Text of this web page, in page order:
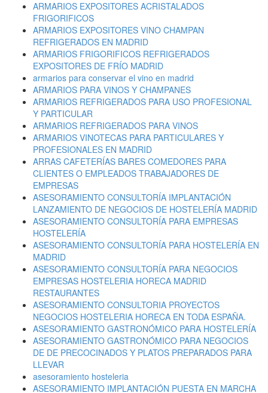
ARMARIOS EXPOSITORES ACRISTALADOS
FRIGORIFICOS
ARMARIOS EXPOSITORES VINO CHAMPAN
REFRIGERADOS EN MADRID
ARMARIOS FRIGORIFICOS REFRIGERADOS
EXPOSITORES DE FRÍO MADRID
armarios para conservar el vino en madrid
ARMARIOS PARA VINOS Y CHAMPANES
ARMARIOS REFRIGERADOS PARA USO PROFESIONAL
Y PARTICULAR
ARMARIOS REFRIGERADOS PARA VINOS
ARMARIOS VINOTECAS PARA PARTICULARES Y
PROFESIONALES EN MADRID
ARRAS CAFETERÍAS BARES COMEDORES PARA
CLIENTES O EMPLEADOS TRABAJADORES DE
EMPRESAS
ASESORAMIENTO CONSULTORÍA IMPLANTACIÓN
LANZAMIENTO DE NEGOCIOS DE HOSTELERÍA MADRID
ASESORAMIENTO CONSULTORÍA PARA EMPRESAS
HOSTELERÍA
ASESORAMIENTO CONSULTORÍA PARA HOSTELERÍA EN
MADRID
ASESORAMIENTO CONSULTORÍA PARA NEGOCIOS
EMPRESAS HOSTELERIA HORECA MADRID
RESTAURANTES
ASESORAMIENTO CONSULTORIA PROYECTOS
NEGOCIOS HOSTELERIA HORECA EN TODA ESPAÑA.
ASESORAMIENTO GASTRONÓMICO PARA HOSTELERÍA
ASESORAMIENTO GASTRONÓMICO PARA NEGOCIOS
DE DE PRECOCINADOS Y PLATOS PREPARADOS PARA
LLEVAR
asesoramiento hosteleria
ASESORAMIENTO IMPLANTACIÓN PUESTA EN MARCHA